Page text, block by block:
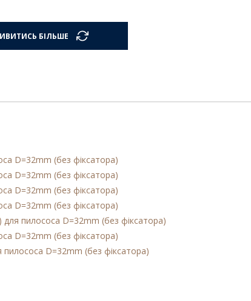
БІЛЬШЕ
D=32mm (без фіксатора)
D=32mm (без фіксатора)
D=32mm (без фіксатора)
D=32mm (без фіксатора)
пилососа D=32mm (без фіксатора)
D=32mm (без фіксатора)
D=32mm (без фіксатора)